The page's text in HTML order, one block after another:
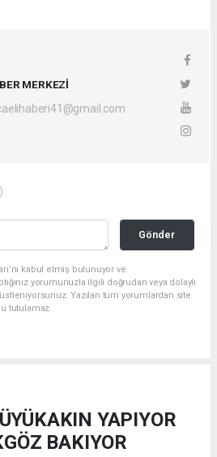
MERKEZİ
Gönder
kabul etmiş bulunuyor ve
yorumunuzla ilgili doğrudan veya dolaylı
Yazılan tüm yorumlardan site
tutulamaz.
YAPIYOR
BAKIYOR